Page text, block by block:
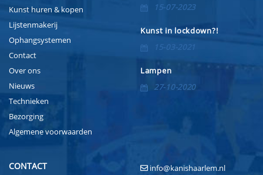
Kunst huren & kopen
Lijstenmakerij
Ophangsystemen
Contact
Over ons
Nieuws
Technieken
Bezorging
Algemene voorwaarden
15-07-2023
Kunst in lockdown?!
15-03-2021
Lampen
27-10-2020
CONTACT info@kanishaarlem.nl